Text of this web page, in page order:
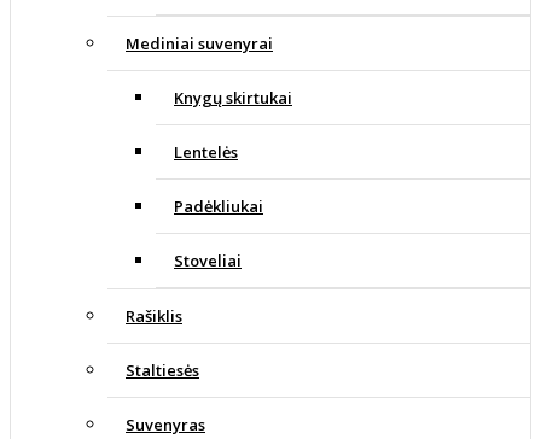
Mediniai suvenyrai
Knygų skirtukai
Lentelės
Padėkliukai
Stoveliai
Rašiklis
Staltiesės
Suvenyras